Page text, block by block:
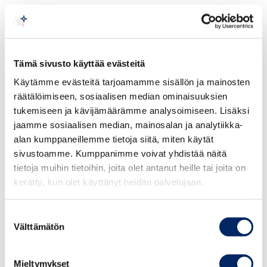
Tämä sivusto käyttää evästeitä
Käytämme evästeitä tarjoamamme sisällön ja mainosten
räätälöimiseen, sosiaalisen median ominaisuuksien
tukemiseen ja kävijämäärämme analysoimiseen. Lisäksi
jaamme sosiaalisen median, mainosalan ja analytiikka-
alan kumppaneillemme tietoja siitä, miten käytät
sivustoamme. Kumppanimme voivat yhdistää näitä
tietoja muihin tietoihin, joita olet antanut heille tai joita on
kerätty, kun olet käyttänyt heidän palvelujaan.
valinta
Välttämätön
Mieltymykset
Kansainvälisen kauppakamarin (ICC) markkinoinnin
perussääntöjen 1 artiklan mukaan markkinoinnin on
totuudenmukaista. Markkinoinnissa on otettava huomion
yhteiskunnallinen ja ammatillinen vastuu asianmukaisella
tavalla. Perussääntöjen 2 artiklan mukaan markkinointi ei
saa sisältää sellaista ilmaisua, ääntä tai kuvaa, jonka
voidaan katsoa olevan hyvän tavan vastainen kyseisessä
maassa tai kulttuurissa.
Perussääntöjen 4 artiklan mukaan markkinoinnissa on
perusteltua syytä käyttää hyväksi pelkoa,
yllyttää väkivaltaan, laittomaan tai muutoin yhteiskunnan